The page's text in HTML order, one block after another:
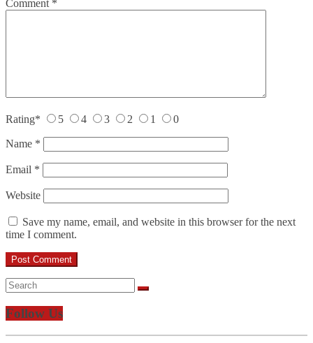
Comment *
Rating* 5 4 3 2 1 0
Name *
Email *
Website
Save my name, email, and website in this browser for the next
time I comment.
Follow Us